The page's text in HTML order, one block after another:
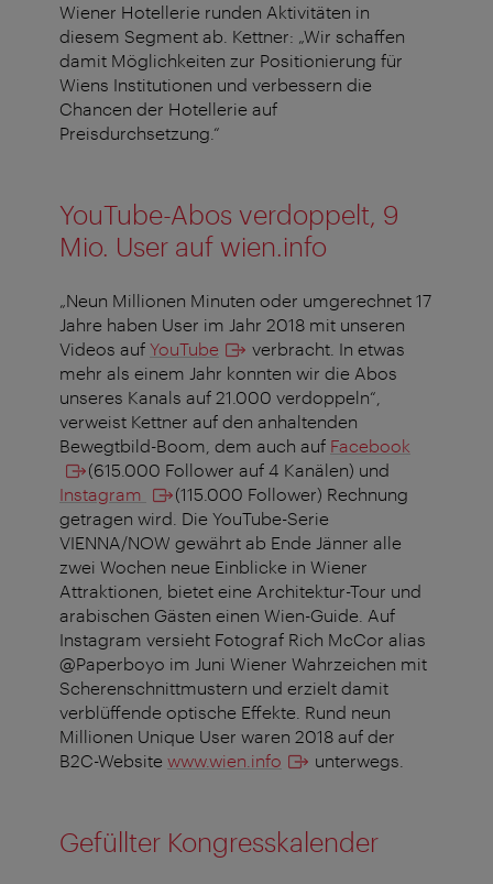
Wiener Hotellerie runden Aktivitäten in
diesem Segment ab. Kettner: „Wir schaffen
damit Möglichkeiten zur Positionierung für
Wiens Institutionen und verbessern die
Chancen der Hotellerie auf
Preisdurchsetzung.“
YouTube-Abos verdoppelt, 9
Mio. User auf wien.info
„Neun Millionen Minuten oder umgerechnet 17
Jahre haben User im Jahr 2018 mit unseren
Videos auf YouTube
verbracht. In etwas
mehr als einem Jahr konnten wir die Abos
unseres Kanals auf 21.000 verdoppeln“,
verweist Kettner auf den anhaltenden
Bewegtbild-Boom, dem auch auf Facebook
(615.000 Follower auf 4 Kanälen) und
Instagram
(115.000 Follower) Rechnung
getragen wird. Die YouTube-Serie
VIENNA/NOW gewährt ab Ende Jänner alle
zwei Wochen neue Einblicke in Wiener
Attraktionen, bietet eine Architektur-Tour und
arabischen Gästen einen Wien-Guide. Auf
Instagram versieht Fotograf Rich McCor alias
@Paperboyo im Juni Wiener Wahrzeichen mit
Scherenschnittmustern und erzielt damit
verblüffende optische Effekte. Rund neun
Millionen Unique User waren 2018 auf der
B2C-Website www.wien.info unterwegs.
Gefüllter Kongresskalender